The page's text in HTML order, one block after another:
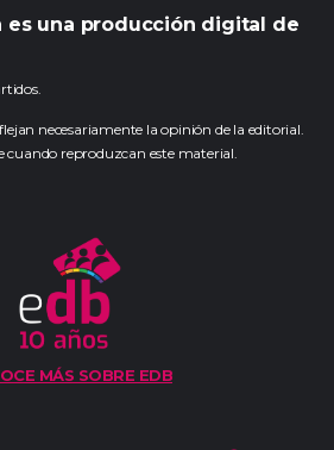
es una producción digital de
necesariamente la opinión de la editorial.
cuando reproduzcan este material.
MÁS SOBRE EDB